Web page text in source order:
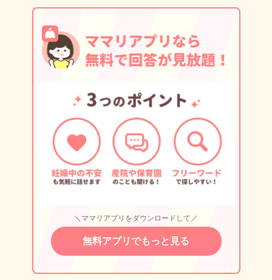
＼ママリアプリをダウンロードして／
無料アプリでもっと見る